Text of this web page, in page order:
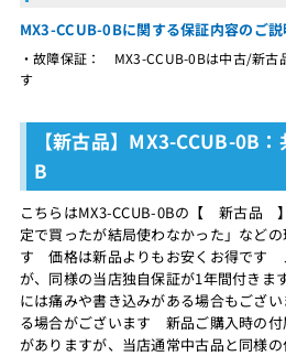
MX3-CCUB-0Bに関する保証内容のご説
・故障保証： MX3-CCUB-0Bは中古/新古
す
【新古品】MX3-CCUB-0B
B
こちらはMX3-CCUB-0Bの【 新古品
定で買ったが結局使わなかった」など
す 価格は新品よりもお安くお得です
が、同様の当店独自保証が1年間付き
には痛みや書き込みがある場合もござ
る場合がございます 新品ご購入時の
がありますが、当店通常中古品と同様